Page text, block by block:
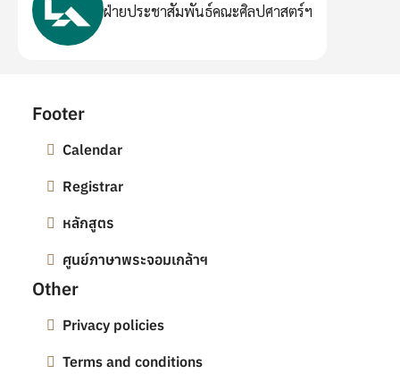
ฝ่ายประชาสัมพันธ์คณะศิลปศาสตร์ฯ
Footer
Calendar
Registrar
หลักสูตร
ศูนย์ภาษาพระจอมเกล้าฯ
Other
Privacy policies
Terms and conditions